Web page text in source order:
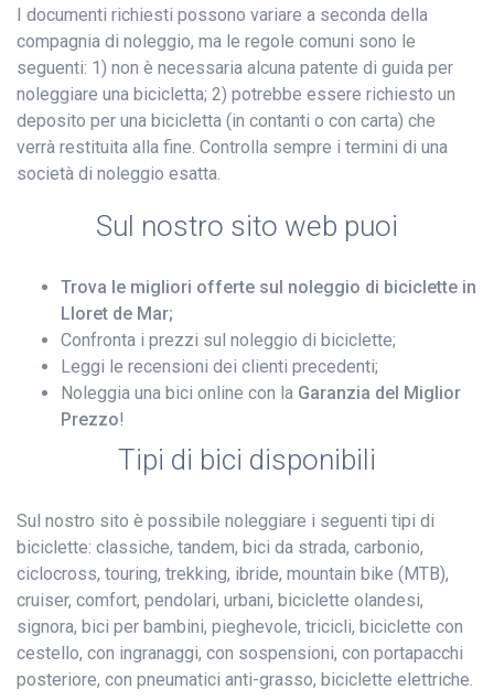
I documenti richiesti possono variare a seconda della
compagnia di noleggio, ma le regole comuni sono le
seguenti: 1) non è necessaria alcuna patente di guida per
noleggiare una bicicletta; 2) potrebbe essere richiesto un
deposito per una bicicletta (in contanti o con carta) che
verrà restituita alla fine. Controlla sempre i termini di una
società di noleggio esatta.
Sul nostro sito web puoi
Trova le migliori offerte sul noleggio di biciclette in
Lloret de Mar;
Confronta i prezzi sul noleggio di biciclette;
Leggi le recensioni dei clienti precedenti;
Noleggia una bici online con la Garanzia del Miglior
Prezzo!
Tipi di bici disponibili
Sul nostro sito è possibile noleggiare i seguenti tipi di
biciclette: classiche, tandem, bici da strada, carbonio,
ciclocross, touring, trekking, ibride, mountain bike (MTB),
cruiser, comfort, pendolari, urbani, biciclette olandesi,
signora, bici per bambini, pieghevole, tricicli, biciclette con
cestello, con ingranaggi, con sospensioni, con portapacchi
posteriore, con pneumatici anti-grasso, biciclette elettriche.